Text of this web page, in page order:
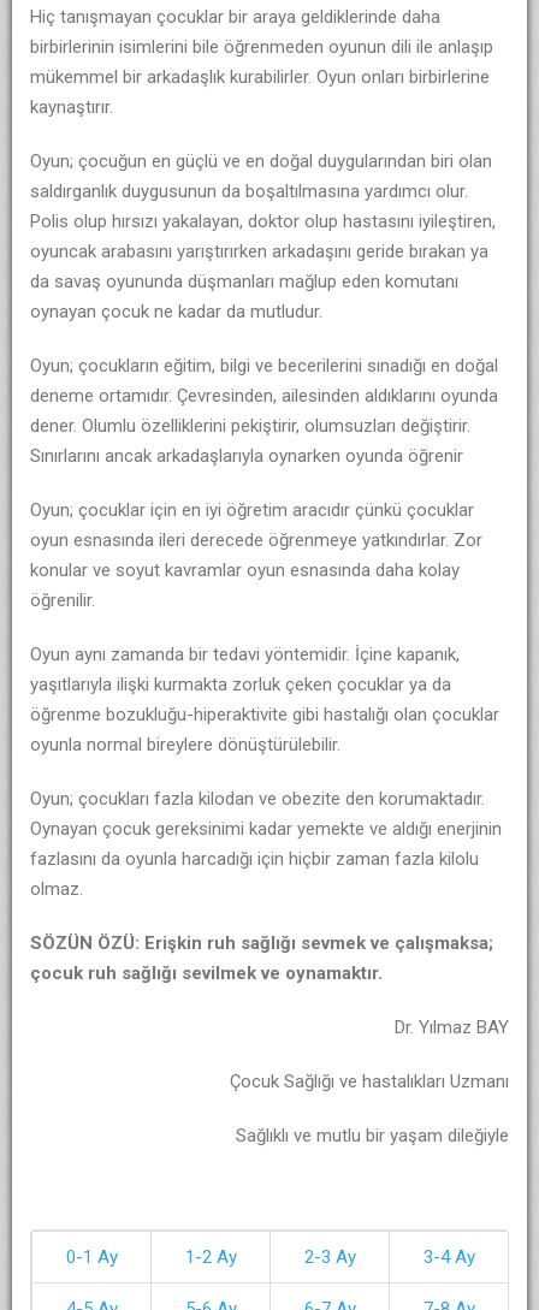
Hiç tanışmayan çocuklar bir araya geldiklerinde daha
birbirlerinin isimlerini bile öğrenmeden oyunun dili ile anlaşıp
mükemmel bir arkadaşlık kurabilirler. Oyun onları birbirlerine
kaynaştırır.
Oyun; çocuğun en güçlü ve en doğal duygularından biri olan
saldırganlık duygusunun da boşaltılmasına yardımcı olur.
Polis olup hırsızı yakalayan, doktor olup hastasını iyileştiren,
oyuncak arabasını yarıştırırken arkadaşını geride bırakan ya
da savaş oyununda düşmanları mağlup eden komutanı
oynayan çocuk ne kadar da mutludur.
Oyun; çocukların eğitim, bilgi ve becerilerini sınadığı en doğal
deneme ortamıdır. Çevresinden, ailesinden aldıklarını oyunda
dener. Olumlu özelliklerini pekiştirir, olumsuzları değiştirir.
Sınırlarını ancak arkadaşlarıyla oynarken oyunda öğrenir
Oyun; çocuklar için en iyi öğretim aracıdır çünkü çocuklar
oyun esnasında ileri derecede öğrenmeye yatkındırlar. Zor
konular ve soyut kavramlar oyun esnasında daha kolay
öğrenilir.
Oyun aynı zamanda bir tedavi yöntemidir. İçine kapanık,
yaşıtlarıyla ilişki kurmakta zorluk çeken çocuklar ya da
öğrenme bozukluğu-hiperaktivite gibi hastalığı olan çocuklar
oyunla normal bireylere dönüştürülebilir.
Oyun; çocukları fazla kilodan ve obezite den korumaktadır.
Oynayan çocuk gereksinimi kadar yemekte ve aldığı enerjinin
fazlasını da oyunla harcadığı için hiçbir zaman fazla kilolu
olmaz.
SÖZÜN ÖZÜ: Erişkin ruh sağlığı sevmek ve çalışmaksa;
çocuk ruh sağlığı sevilmek ve oynamaktır.
Dr. Yılmaz BAY
Çocuk Sağlığı ve hastalıkları Uzmanı
Sağlıklı ve mutlu bir yaşam dileğiyle
0-1 Ay 1-2 Ay 2-3 Ay 3-4 Ay